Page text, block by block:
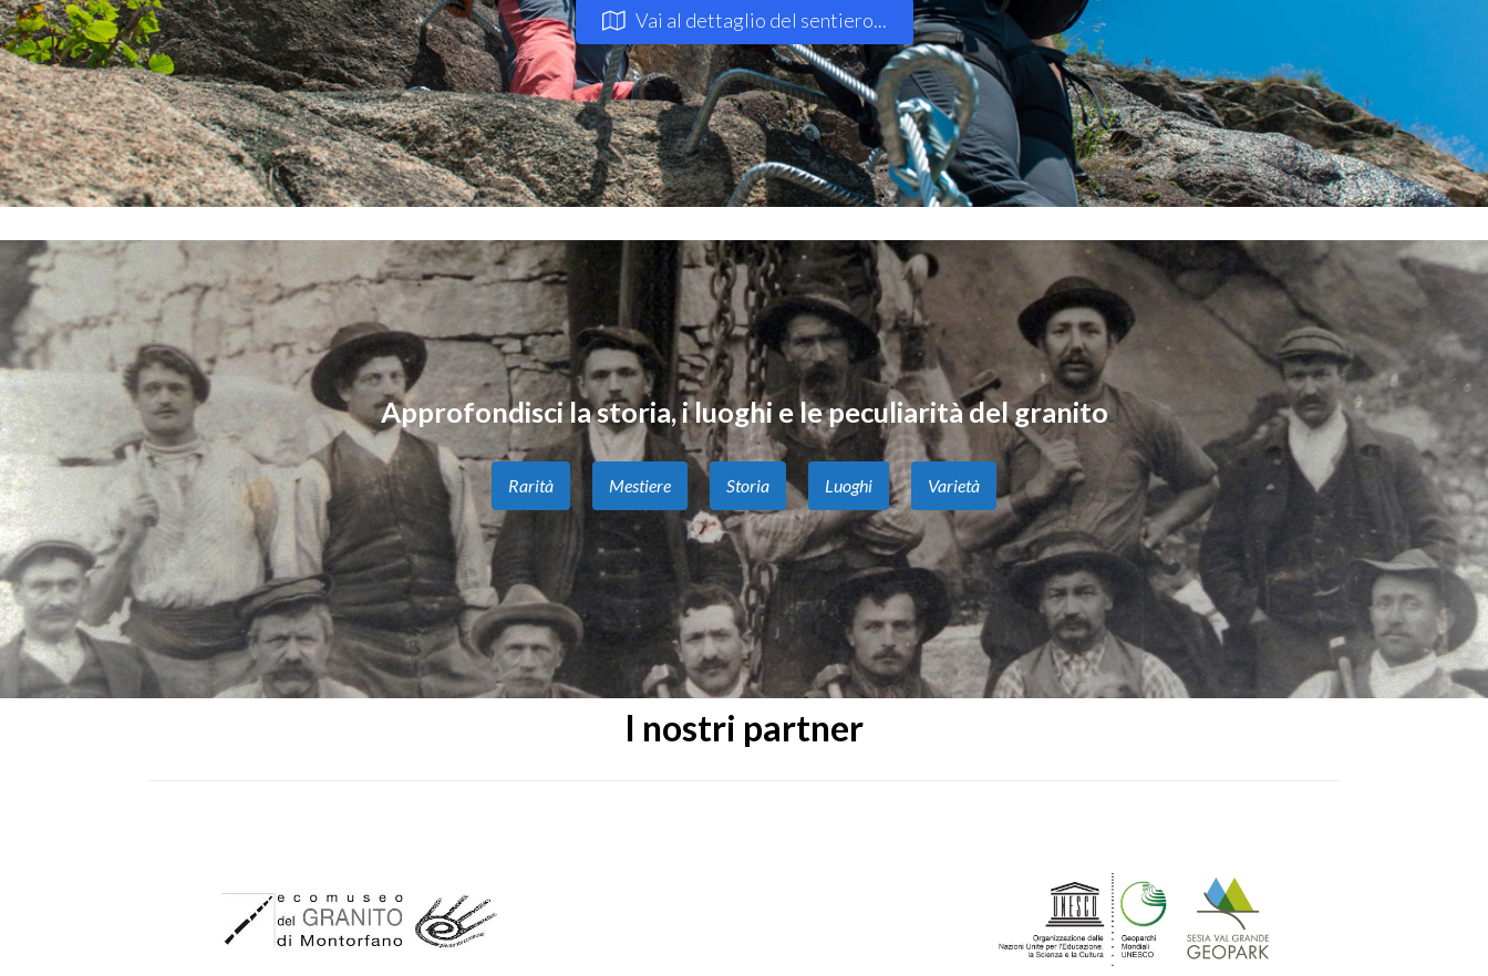
Vai al dettaglio del sentiero...
Approfondisci la storia, i luoghi e le peculiarità del granito
Rarità Mestiere Storia Luoghi Varietà
I nostri partner